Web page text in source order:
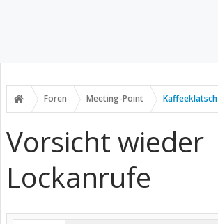
Foren Meeting-Point Kaffeeklatsch
Vorsicht wieder
Lockanrufe